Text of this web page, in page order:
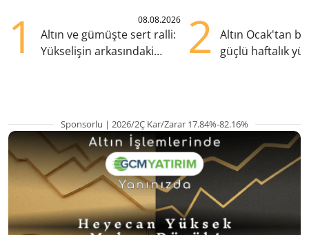
1 08.08.2026
Altın ve gümüşte sert ralli:
Yükselişin arkasındaki
2
Altın Ocak'tan
güçlü haftalık
Sponsorlu | 2026/2Ç Kar/Zarar 17.84%-82.16%